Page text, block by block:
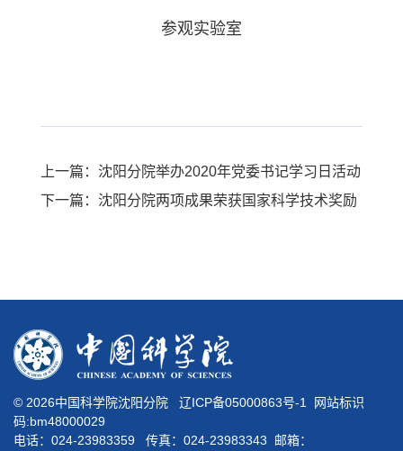
参观实验室
上一篇：沈阳分院举办2020年党委书记学习日活动
下一篇：沈阳分院两项成果荣获国家科学技术奖励
© 2026中国科学院沈阳分院 辽ICP备05000863号-1
网站标识
码:bm48000029
电话：024-23983359 传真：024-23983343 邮箱：